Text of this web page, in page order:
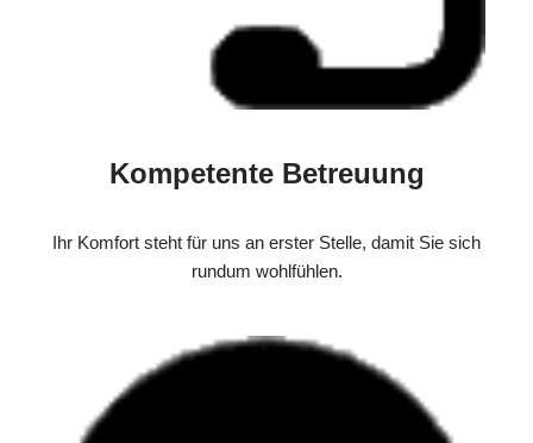
Kompetente Betreuung
Ihr Komfort steht für uns an erster Stelle, damit Sie sich
rundum wohlfühlen.